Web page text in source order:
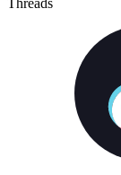
Threads